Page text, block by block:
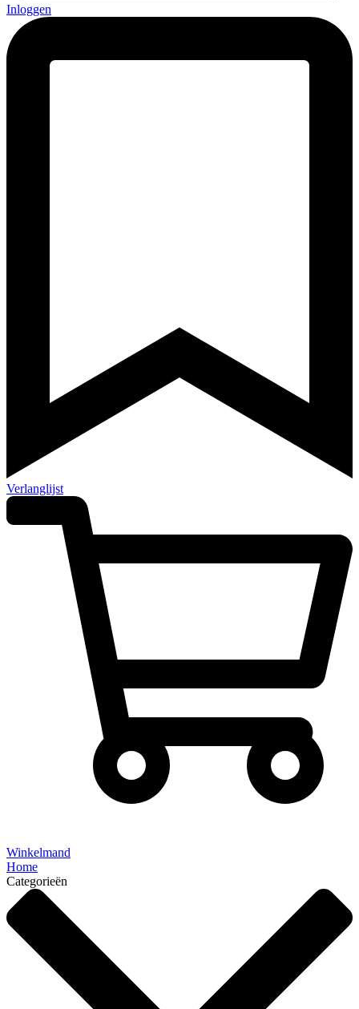
Inloggen
Verlanglijst
Winkelmand
Home
Categorieën